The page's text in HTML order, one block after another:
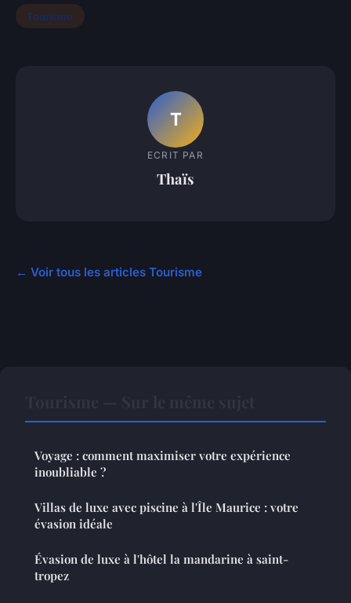
Tourisme
T
ECRIT PAR
Thaïs
← Voir tous les articles Tourisme
Voyage : comment maximiser votre expérience
inoubliable ?
Villas de luxe avec piscine à l'Île Maurice : votre
évasion idéale
Évasion de luxe à l'hôtel la mandarine à saint-
tropez